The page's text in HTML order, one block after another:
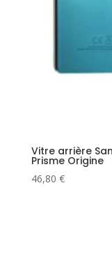
Vitre arrière
Prisme Origine
46,80 €